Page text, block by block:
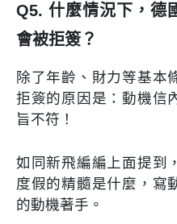
Q5. 什麼情況下，德
會被拒簽？
除了年齡、財力等基本
拒簽的原因是：動機信
旨不符！
如同新飛編編上面提到
度假的精髓是什麼，寫
的動機著手。